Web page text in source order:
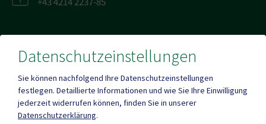
Mehr
Quicklinks
Datenschutzeinstellungen
Sie können nachfolgend Ihre Datenschutzeinstellungen
festlegen. Detaillierte Informationen und wie Sie Ihre Einwilligung
jederzeit widerrufen können, finden Sie in unserer
Datenschutzerklärung.